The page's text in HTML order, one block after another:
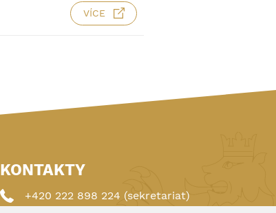
VÍCE
KONTAKTY
+420 222 898 224 (sekretariat)